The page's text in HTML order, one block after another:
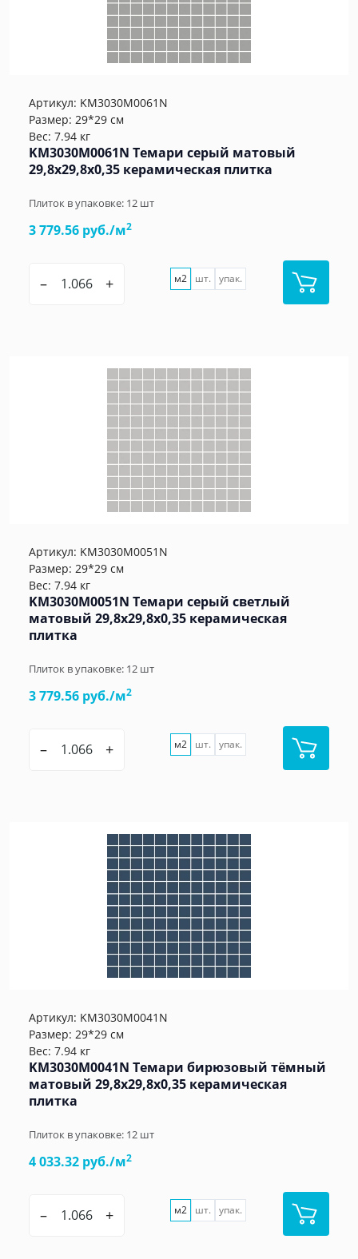
Артикул: KM3030M0061N
Размер: 29*29 см
Вес: 7.94 кг
KM3030M0061N Темари серый матовый
29,8x29,8x0,35 керамическая плитка
Плиток в упаковке: 12 шт
3 779.56 руб./м2
– + м2 шт. упак.
Артикул: KM3030M0051N
Размер: 29*29 см
Вес: 7.94 кг
KM3030M0051N Темари серый светлый
матовый 29,8x29,8x0,35 керамическая
плитка
Плиток в упаковке: 12 шт
3 779.56 руб./м2
– + м2 шт. упак.
Артикул: KM3030M0041N
Размер: 29*29 см
Вес: 7.94 кг
KM3030M0041N Темари бирюзовый тёмный
матовый 29,8x29,8x0,35 керамическая
плитка
Плиток в упаковке: 12 шт
4 033.32 руб./м2
– + м2 шт. упак.